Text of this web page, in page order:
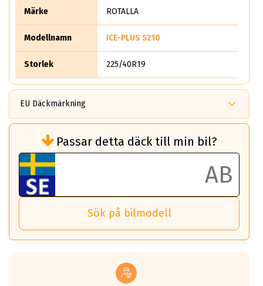
Märke ROTALLA
Modellnamn ICE-PLUS S210
Storlek 225/40R19
EU Däckmärkning
bränsleförbrukningen)
Det ska vara en betygsskala från klass A
till G för rullmotstånd.
Ett klass A däck kommer ha 6,5% bättre
bränsleförbrukning än ett klass G däck.
Det betyder att om man kör 10,000 km,
så sparar man 50 liter bränsle med ett
underlaget, vilken rutt du kör, samt
vilken körstil du använder.
Passar detta däck till min bil?
Sök på bilmodell